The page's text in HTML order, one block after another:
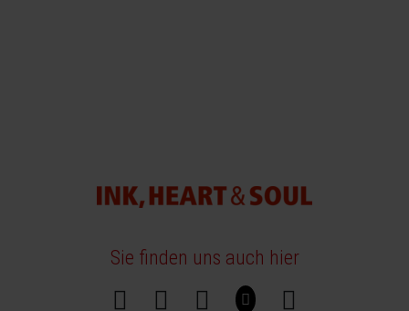
Sie finden uns auch hier